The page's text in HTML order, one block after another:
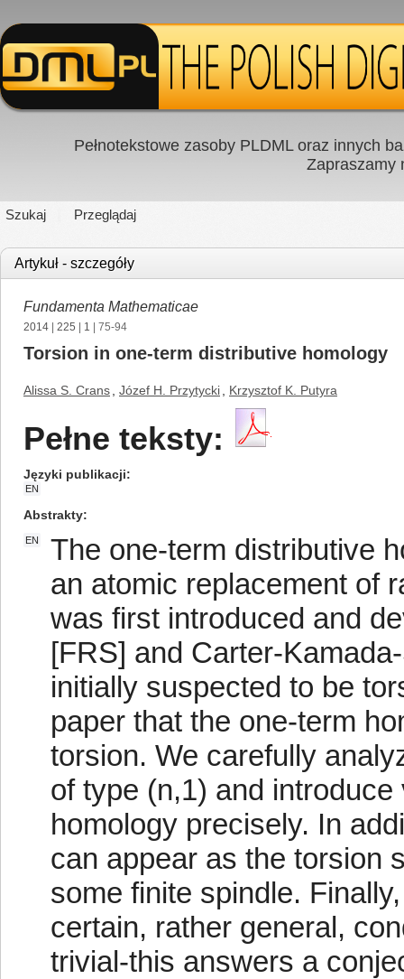
Pełnotekstowe zasoby PLDML oraz innych
Zapraszamy
Szukaj Przeglądaj
Artykuł - szczegóły
Fundamenta Mathematicae
2014 225 1 | 75-94
Torsion in one-term distributive homology
Alissa S. Crans Józef H. Przytycki Krzysztof K. Putyra
Pełne teksty:
Języki publikacji
EN
Abstrakty
EN
The one-term distributive
an atomic replacement of
was first introduced and
[FRS] and Carter-
initially suspected to be
paper that the one-term
torsion. We carefully
of type (n,1) and
homology precisely. In
can appear as the torsion
some finite spindle.
certain, rather general,
trivial-this answers a